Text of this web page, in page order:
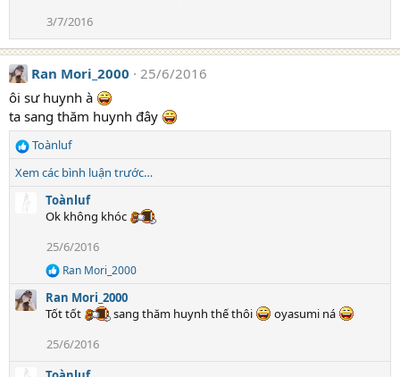
3/7/2016
Ran Mori_2000
25/6/2016
ôi sư huynh à
ta sang thăm huynh đây
R
e
:
Toànluf
Xem các bình luận trước…
Toànluf
Ok không khóc
25/6/2016
R
e
a
c
i
Ran Mori_2000
Ran Mori_2000
Tốt tốt
sang thăm huynh thế thôi
oyasumi ná
25/6/2016